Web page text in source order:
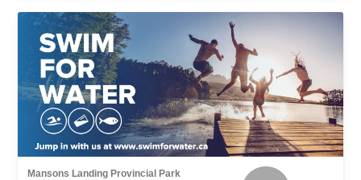
Mansons Landing Provincial Park